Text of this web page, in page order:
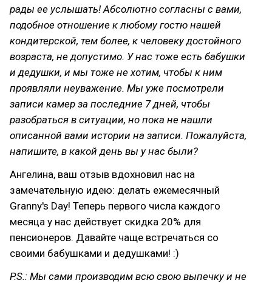
рады ее услышать! Абсолютно согласны с вами,
подобное отношение к любому гостю нашей
кондитерской, тем более, к человеку достойного
возраста, не допустимо. У нас тоже есть бабушки
и дедушки, и мы тоже не хотим, чтобы к ним
проявляли неуважение. Мы уже посмотрели
записи камер за последние 7 дней, чтобы
разобраться в ситуации, но пока не нашли
описанной вами истории на записи. Пожалуйста,
напишите, в какой день вы у нас были?
Ангелина, ваш отзыв вдохновил нас на
замечательную идею: делать ежемесячный
Granny's Day! Теперь первого числа каждого
месяца у нас действует скидка 20% для
пенсионеров. Давайте чаще встречаться со
своими бабушками и дедушками! :)
P.S.: Мы сами производим всю свою выпечку и не